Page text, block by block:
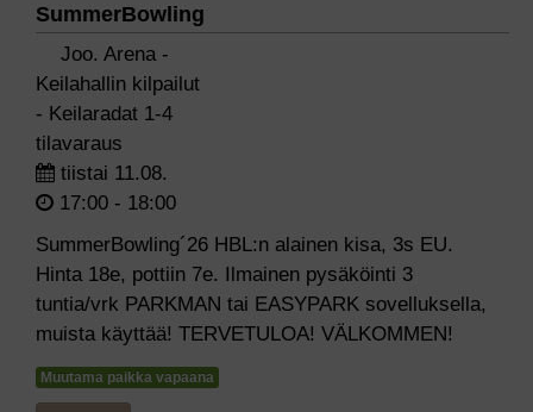
SummerBowling
Joo. Arena -
Keilahallin kilpailut
- Keilaradat 1-4
tilavaraus
tiistai 11.08.
17:00 - 18:00
SummerBowling´26 HBL:n alainen kisa, 3s EU.
Hinta 18e, pottiin 7e. Ilmainen pysäköinti 3
tuntia/vrk PARKMAN tai EASYPARK sovelluksella,
muista käyttää! TERVETULOA! VÄLKOMMEN!
Muutama paikka vapaana